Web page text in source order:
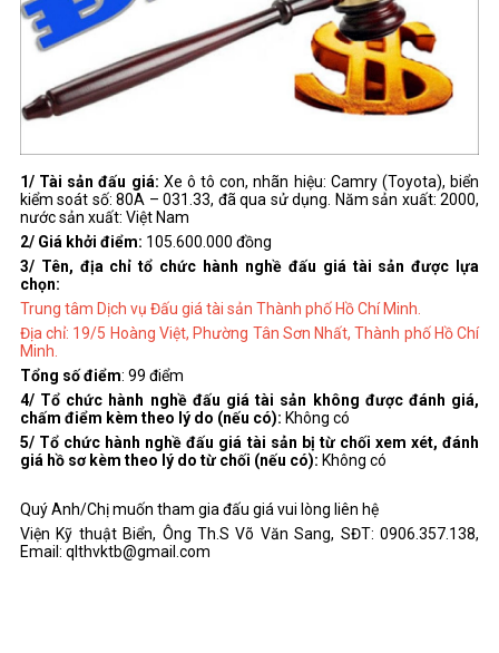
1/ Tài sản đấu giá: Xe ô tô con, nhãn hiệu: Camry (Toyota), biển
kiểm soát số: 80A – 031.33, đã qua sử dụng. Năm sản xuất: 2000,
nước sản xuất: Việt Nam
2/ Giá khởi điểm: 105.600.000 đồng
3/ Tên, địa chỉ tổ chức hành nghề đấu giá tài sản được lựa
chọn:
Trung tâm Dịch vụ Đấu giá tài sản Thành phố Hồ Chí Minh.
Địa chỉ: 19/5 Hoàng Việt, Phường Tân Sơn Nhất, Thành phố Hồ Chí
Minh.
Tổng số điểm: 99 điểm
4/ Tổ chức hành nghề đấu giá tài sản không được đánh giá,
chấm điểm kèm theo lý do (nếu có): Không có
5/ Tổ chức hành nghề đấu giá tài sản bị từ chối xem xét, đánh
giá hồ sơ kèm theo lý do từ chối (nếu có): Không có
Quý Anh/Chị muốn tham gia đấu giá vui lòng liên hệ
Viện Kỹ thuật Biển, Ông Th.S Võ Văn Sang, SĐT: 0906.357.138,
Email: qlthvktb@gmail.com